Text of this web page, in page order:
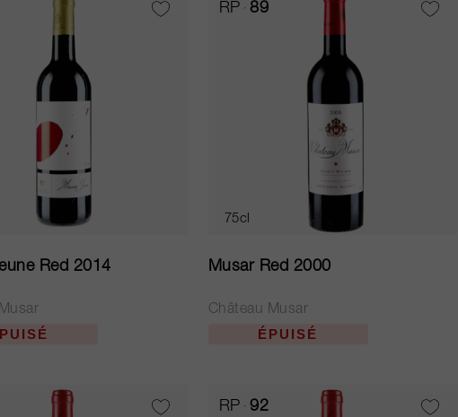
Red 2014
RP 89
75cl
Musar Red 2000
Château Musar
ÉPUISÉ
RP 92